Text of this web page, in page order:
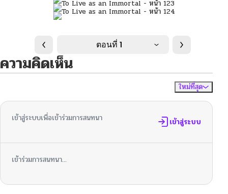
ตอนที่ 1
ความคิดเห็น
ใหม่ที่สุด
เข้าสู่ระบบเพื่อเข้าร่วมการสนทนา เข้าสู่ระบบ
เข้าร่วมการสนทนา...